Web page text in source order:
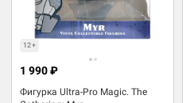
12+
Фигурка Ultra-Pro Magic. The
1 990 ₽